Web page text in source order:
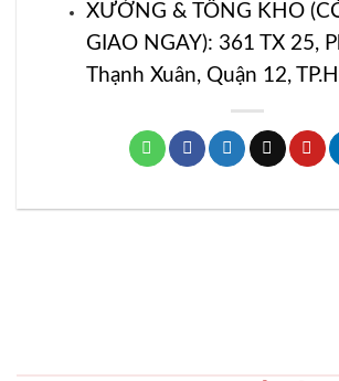
XƯỞNG & TỔNG KHO
GIAO NGAY): 361 TX 25,
Thạnh Xuân, Quận 12,